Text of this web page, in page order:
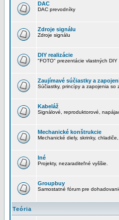
DAC
DAC prevodníky
Zdroje signálu
Zdroje signálu
DIY realizácie
"FOTO" prezentácie vlastných DIY
Zaujímavé súčiastky a
Súčiastky, princípy a zapojenia so
Kabeláž
Signálové, reproduktorové,
Mechanické konštrukcie
Mechanické diely, skrinky,
Iné
Projekty, nezaraditeľné vyššie.
Groupbuy
Samostatné fórum pre
Teória